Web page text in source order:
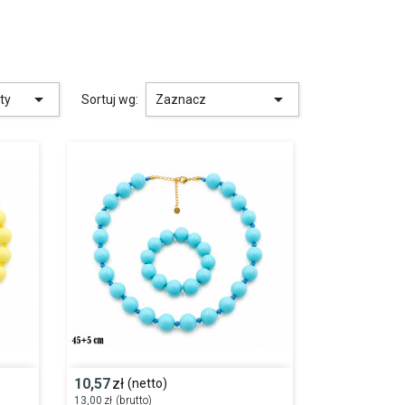
 Sortuj wg: Zaznacz 
10,57zł (netto)
13,00 zł (brutto)